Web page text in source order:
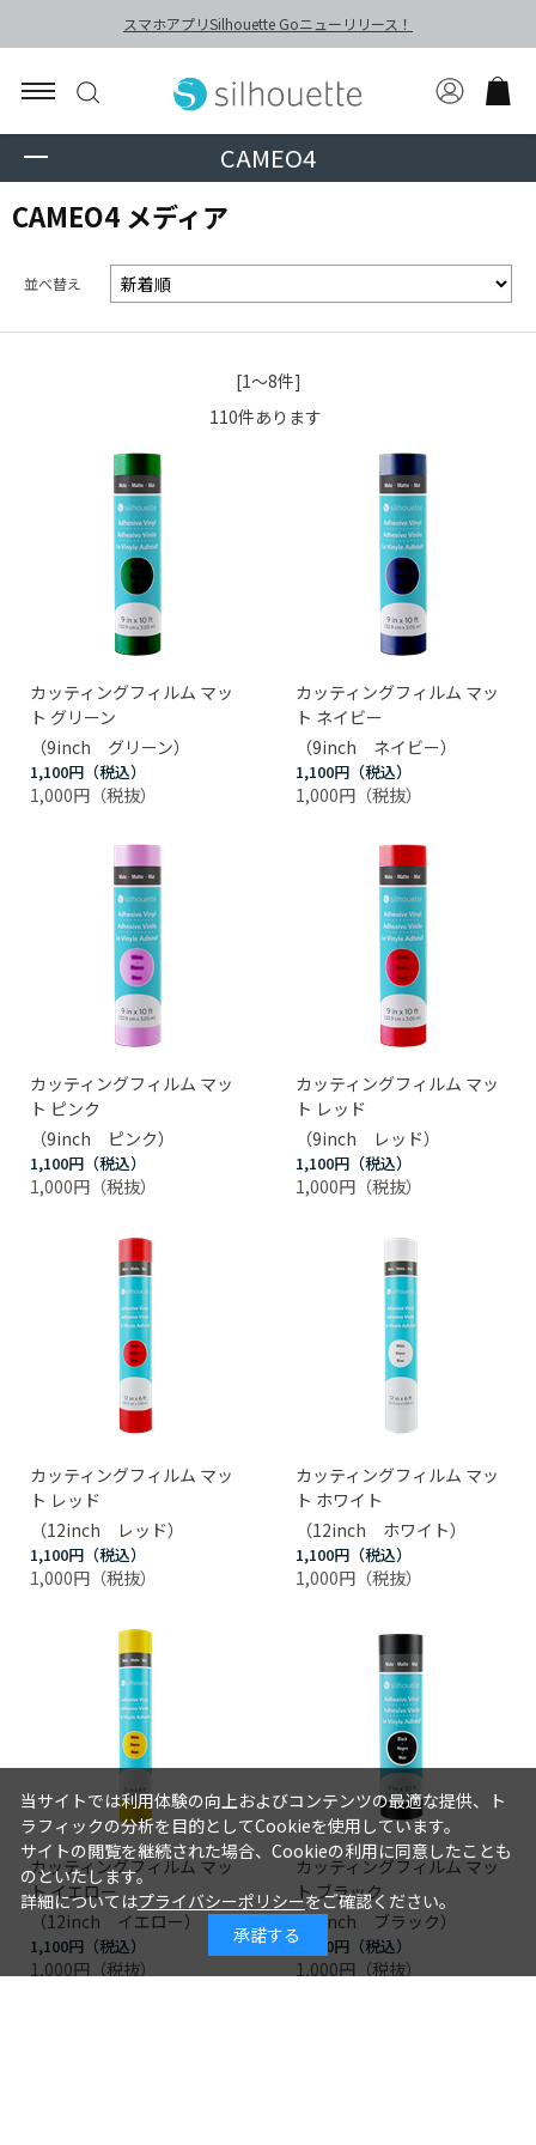
スマホアプリSilhouette Goニューリリース！
CAMEO4
CAMEO4 メディア
並べ替え
[1～8件]
110件あります
カッティングフィルム マッ
ト グリーン
（9inch グリーン）
1,100円
1,000円
カッティングフィルム マッ
ト ネイビー
（9inch ネイビー）
1,100円
1,000円
カッティングフィルム マッ
ト ピンク
（9inch ピンク）
1,100円
1,000円
カッティングフィルム マッ
ト レッド
（9inch レッド）
1,100円
1,000円
カッティングフィルム マッ
ト レッド
（12inch レッド）
1,100円
1,000円
カッティングフィルム マッ
ト ホワイト
（12inch ホワイト）
1,100円
1,000円
カッティングフィルム マッ
ト イエロー
（12inch イエロー）
1,100円
1,000円
カッティングフィルム マッ
ト ブラック
（9inch ブラック）
1,100円
1,000円
当サイトでは利用体験の向上およびコンテンツの最適な提供、ト
ラフィックの分析を目的としてCookieを使用しています。
サイトの閲覧を継続された場合、Cookieの利用に同意したことも
のといたします。
詳細についてはプライバシーポリシーをご確認ください。
承諾する